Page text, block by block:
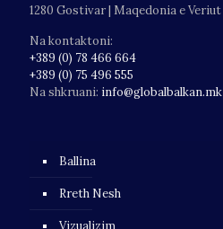
1280 Gostivar | Maqedonia e Veriut
Na kontaktoni:
+389 (0) 78 466 664
+389 (0) 75 496 555
Na shkruani: info@globalbalkan.mk
Ballina
Rreth Nesh